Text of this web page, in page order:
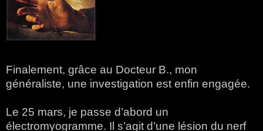
Finalement, grâce au Docteur B., mon
généraliste, une investigation est enfin engagée.
Le 25 mars, je passe d’abord un
électromyogramme. Il s’agit d’une lésion du nerf